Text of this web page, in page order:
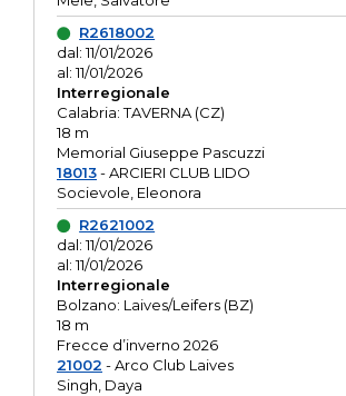
R2618002
dal: 11/01/2026
al: 11/01/2026
Interregionale
Calabria: TAVERNA (CZ)
18 m
Memorial Giuseppe Pascuzzi
18013- ARCIERI CLUB LIDO
Socievole, Eleonora
R2621002
dal: 11/01/2026
al: 11/01/2026
Interregionale
Bolzano: Laives/Leifers (BZ)
18 m
Frecce d’inverno 2026
21002 - Arco Club Laives
Singh, Daya